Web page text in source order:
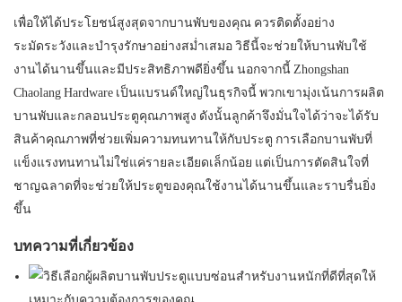
เพื่อให้ได้ประโยชน์สูงสุดจากบานพับของคุณ ควรติดตั้งอย่าง
ระมัดระวังและบำรุงรักษาอย่างสม่ำเสมอ วิธีนี้จะช่วยให้บานพับใช้
งานได้นานขึ้นและมีประสิทธิภาพดียิ่งขึ้น นอกจากนี้ Zhongshan
Chaolang Hardware เป็นแบรนด์ใหญ่ในธุรกิจนี้ พวกเขามุ่งเน้นการผลิต
บานพับและกลอนประตูคุณภาพสูง ดังนั้นลูกค้าจึงมั่นใจได้ว่าจะได้รับ
สินค้าคุณภาพที่ช่วยเพิ่มความทนทานให้กับประตู การเลือกบานพับที่
แข็งแรงทนทานไม่ใช่แค่รายละเอียดเล็กน้อย แต่เป็นการตัดสินใจที่
ชาญฉลาดที่จะช่วยให้ประตูของคุณใช้งานได้นานขึ้นและราบรื่นยิ่ง
ขึ้น
บทความที่เกี่ยวข้อง